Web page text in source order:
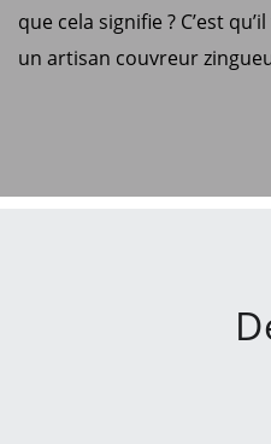
que cela signifie ? C’est
un artisan couvreur